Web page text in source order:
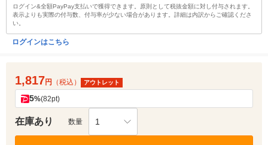
ログイン&全額PayPay支払いで獲得できます。原則として税抜金額に対し付与されます。
表示よりも実際の付与数、付与率が少ない場合があります。詳細は内訳からご確認くださ
い。
ログインはこちら
1,817円 （税込） アウトレット
5%(82pt)
在庫あり 数量 1